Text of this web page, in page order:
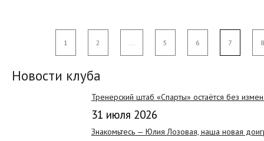
1 2 ... 5 6 7 8
Новости клуба
Тренерский штаб «Спарты» остаётся без
31 июля 2026
Знакомьтесь — Юлия Лозовая, наша новая